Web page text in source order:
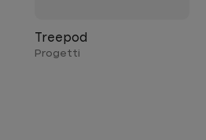
Treepod
Progetti